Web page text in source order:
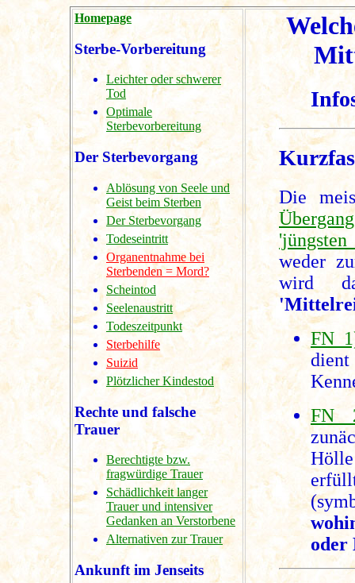
Homepage
Sterbe-Vorbereitung
Leichter oder schwerer
Tod
Optimale
Sterbevorbereitung
Der Sterbevorgang
Ablösung von Seele und
Geist beim Sterben
Der Sterbevorgang
Todeseintritt
Organentnahme bei
Sterbenden = Mord?
Scheintod
Seelenaustritt
Todeszeitpunkt
Sterbehilfe
Suizid
Plötzlicher Kindestod
Rechte und falsche
Trauer
Berechtigte bzw.
fragwürdige Trauer
Schädlichkeit langer
Trauer und intensiver
Gedanken an Verstorbene
Alternativen zur Trauer
Ankunft im Jenseits
Die
Übergang
weder
wird
FN
FN
oder